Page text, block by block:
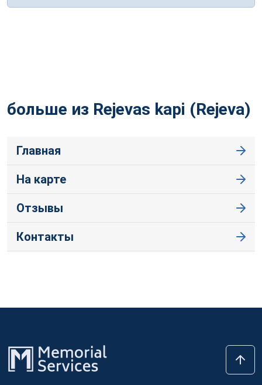
больше из Rejevas kapi (Rejeva)
Главная
На карте
Отзывы
Контакты